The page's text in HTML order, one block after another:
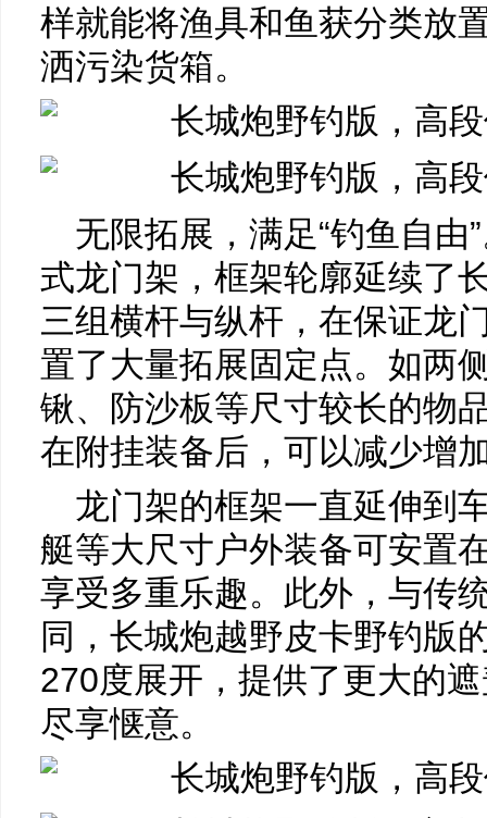
样就能将渔具和鱼获分类放
洒污染货箱。
无限拓展，满足“钓鱼自由
式龙门架，框架轮廓延续了
三组横杆与纵杆，在保证龙
置了大量拓展固定点。如两
锹、防沙板等尺寸较长的物
在附挂装备后，可以减少增
龙门架的框架一直延伸到
艇等大尺寸户外装备可安置
享受多重乐趣。此外，与传
同，长城炮越野皮卡野钓版
270度展开，提供了更大的
尽享惬意。